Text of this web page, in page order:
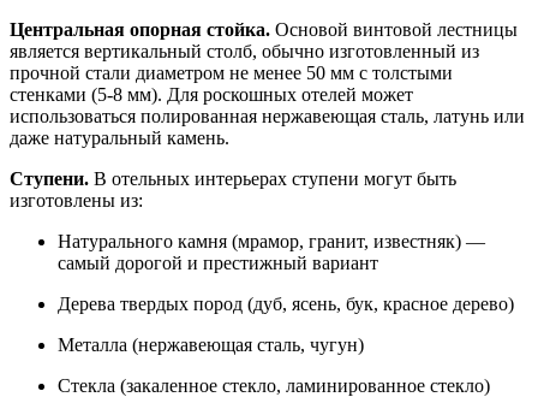
Центральная опорная стойка. Основой винтовой лестницы
является вертикальный столб, обычно изготовленный из
прочной стали диаметром не менее 50 мм с толстыми
стенками (5-8 мм). Для роскошных отелей может
использоваться полированная нержавеющая сталь, латунь или
даже натуральный камень.
Ступени. В отельных интерьерах ступени могут быть
изготовлены из:
Натурального камня (мрамор, гранит, известняк) —
самый дорогой и престижный вариант
Дерева твердых пород (дуб, ясень, бук, красное дерево)
Металла (нержавеющая сталь, чугун)
Стекла (закаленное стекло, ламинированное стекло)